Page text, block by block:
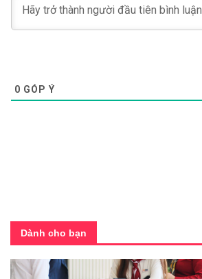
0 GÓP Ý
Dành cho bạn